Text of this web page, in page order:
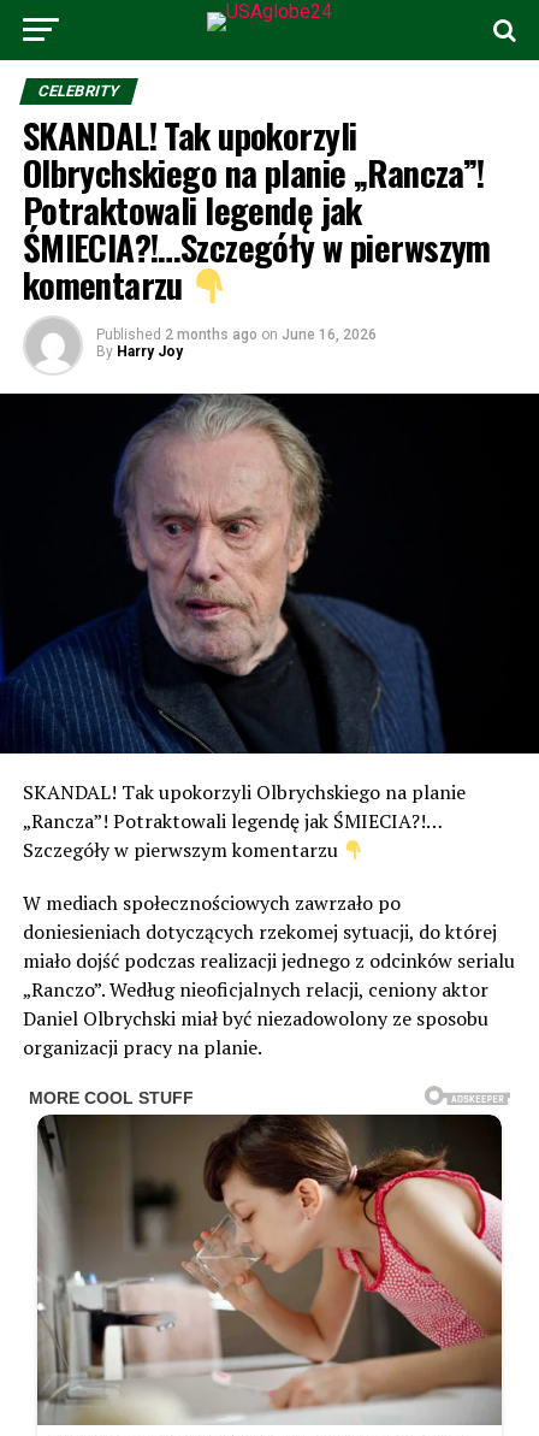
CELEBRITY
SKANDAL! Tak upokorzyli
Olbrychskiego na planie „Rancza”!
Potraktowali legendę jak
ŚMIECIA?!…Szczegóły w pierwszym
komentarzu
Published 2 months ago on June 16, 2026
By Harry Joy
SKANDAL! Tak upokorzyli Olbrychskiego na planie
„Rancza”! Potraktowali legendę jak ŚMIECIA?!…
Szczegóły w pierwszym komentarzu
W mediach społecznościowych zawrzało po
doniesieniach dotyczących rzekomej sytuacji, do której
miało dojść podczas realizacji jednego z odcinków serialu
„Ranczo”. Według nieoficjalnych relacji, ceniony aktor
Daniel Olbrychski miał być niezadowolony ze sposobu
organizacji pracy na planie.